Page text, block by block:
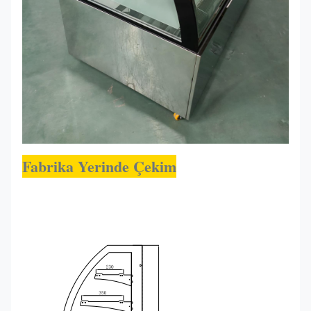
Fabrika Yerinde Çekim